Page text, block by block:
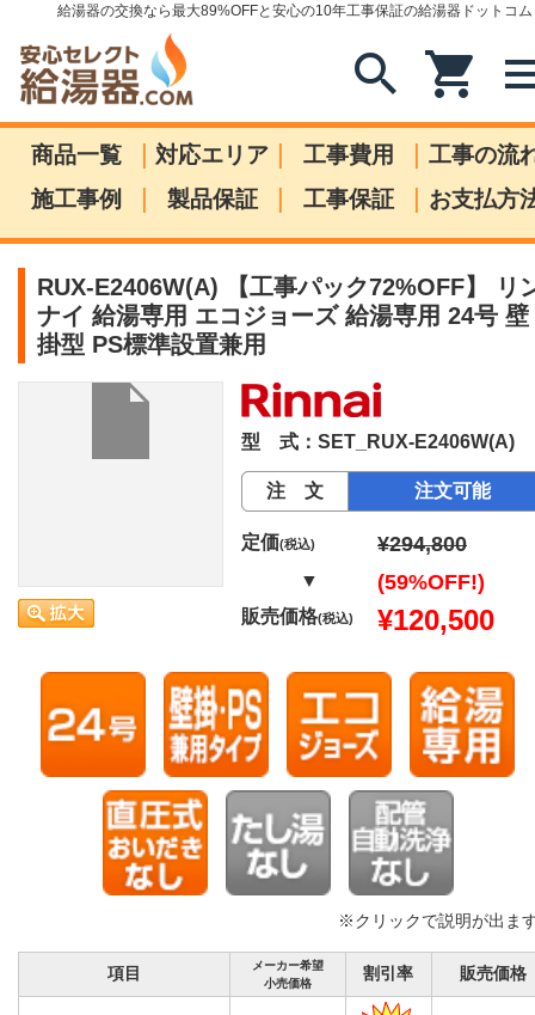
給湯器の交換なら最大89%OFFと安心の10年工事保証の給湯器ドットコム
search shopping_cart
商品一覧 | 対応エリア | 工事費用 | 工事の流
施工事例
| 製品保証 | 工事保証 | お支払方
RUX-E2406W(A) 【工事パック72%OFF】 リ
ナイ 給湯専用 エコジョーズ 給湯専用 24号 壁
掛型 PS標準設置兼用
型 式：SET_RUX-E2406W(A)
注 文 注文可能
定価(税込) ¥294,800
▼ (59%OFF!)
販売価格(税込) ¥120,500
※クリックで説明が出ま
項目
メーカー希望
小売価格
割引率 販売価格